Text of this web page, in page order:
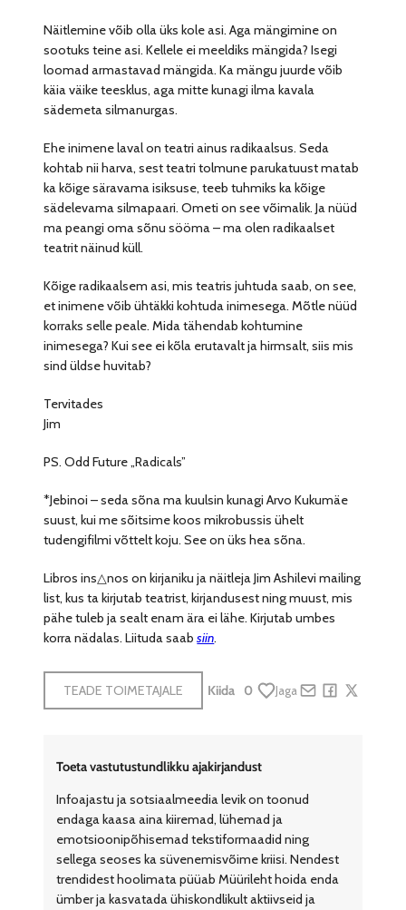
Näitlemine võib olla üks kole asi. Aga mängimine on
sootuks teine asi. Kellele ei meeldiks mängida? Isegi
loomad armastavad mängida. Ka mängu juurde võib
käia väike teesklus, aga mitte kunagi ilma kavala
sädemeta silmanurgas.
Ehe inimene laval on teatri ainus radikaalsus. Seda
kohtab nii harva, sest teatri tolmune parukatuust matab
ka kõige säravama isiksuse, teeb tuhmiks ka kõige
sädelevama silmapaari. Ometi on see võimalik. Ja nüüd
ma peangi oma sõnu sööma – ma olen radikaalset
teatrit näinud küll.
Kõige radikaalsem asi, mis teatris juhtuda saab, on see,
et inimene võib ühtäkki kohtuda inimesega. Mõtle nüüd
korraks selle peale. Mida tähendab kohtumine
inimesega? Kui see ei kõla erutavalt ja hirmsalt, siis mis
sind üldse huvitab?
Tervitades
Jim
PS. Odd Future „Radicals”
*Jebinoi – seda sõna ma kuulsin kunagi Arvo Kukumäe
suust, kui me sõitsime koos mikrobussis ühelt
tudengifilmi võttelt koju. See on üks hea sõna.
Libros ins△nos on kirjaniku ja näitleja Jim Ashilevi mailing
list, kus ta kirjutab teatrist, kirjandusest ning muust, mis
pähe tuleb ja sealt enam ära ei lähe. Kirjutab umbes
korra nädalas. Liituda saabsiin.
TEADE TOIMETAJALE Kiida 0 Jaga
Toeta vastutustundlikku ajakirjandust
Infoajastu ja sotsiaalmeedia levik on toonud
endaga kaasa aina kiiremad, lühemad ja
emotsioonipõhisemad tekstiformaadid ning
sellega seoses ka süvenemisvõime kriisi. Nendest
trendidest hoolimata püüab Müürileht hoida enda
ümber ja kasvatada ühiskondlikult aktiivseid ja